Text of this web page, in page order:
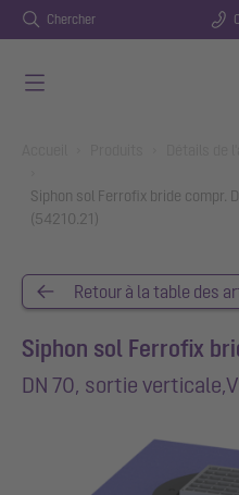
Chercher
Siphon sol Ferrofix bride compr.
(54210.21)
Retour à la table des
Siphon sol Ferrofix
DN 70, sortie